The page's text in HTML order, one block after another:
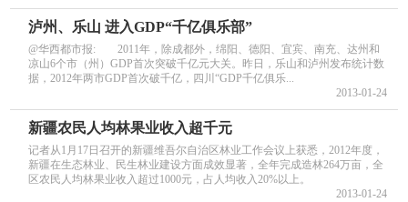
泸州、乐山 进入GDP“千亿俱乐部”
@华西都市报: 2011年，除成都外，绵阳、德阳、宜宾、南充、达州和
凉山6个市（州）GDP首次突破千亿元大关。昨日，乐山和泸州发布统计数
据，2012年两市GDP首次破千亿，四川“GDP千亿俱乐...
2013-01-24
新疆农民人均林果业收入超千元
记者从1月17日召开的新疆维吾尔自治区林业工作会议上获悉，2012年度，
新疆在生态林业、民生林业建设方面成效显著，全年完成造林264万亩，全
区农民人均林果业收入超过1000元，占人均收入20%以上。
2013-01-24